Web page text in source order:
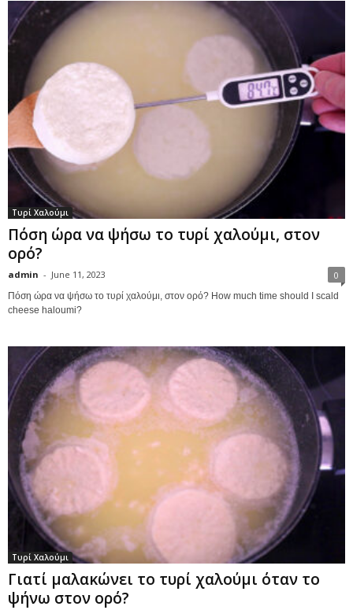
Τυρί Χαλούμι
Πόση ώρα να ψήσω το τυρί χαλούμι, στον
ορό?
admin - June 11, 2023 0
Πόση ώρα να ψήσω το τυρί χαλούμι, στον ορό? How much time should I scald
cheese haloumi?
Τυρί Χαλούμι
Γιατί μαλακώνει το τυρί χαλούμι όταν το
ψήνω στον ορό?